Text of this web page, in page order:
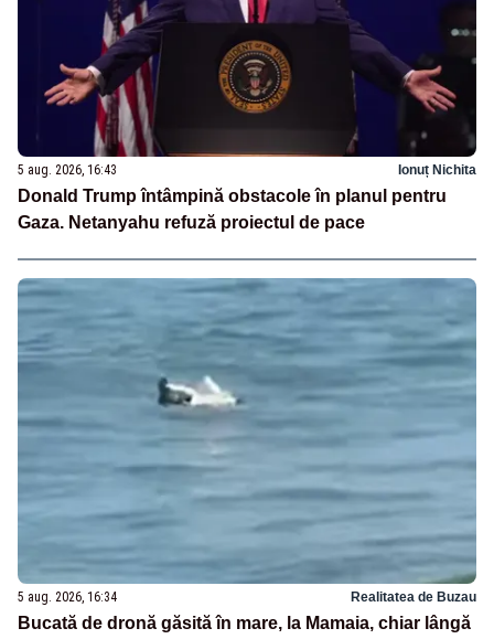
5 aug. 2026, 16:43 Ionuț Nichita
Donald Trump întâmpină obstacole în planul pentru
Gaza. Netanyahu refuză proiectul de pace
5 aug. 2026, 16:34 Realitatea de Buzau
Bucată de dronă găsită în mare, la Mamaia, chiar lângă